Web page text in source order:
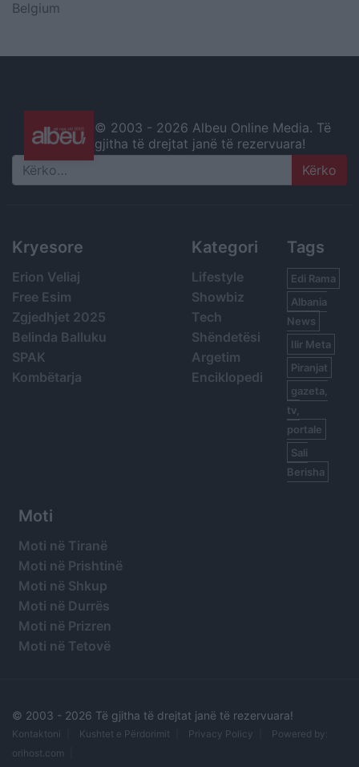
Belgium
© 2003 - 2026 Albeu Online Media. Të
gjitha të drejtat janë të rezervuara!
Search
Kryesore
Erion Veliaj
Free Esim
Zgjedhjet 2025
Belinda Balluku
SPAK
Kombëtarja
Kategori
Lifestyle
Showbiz
Tech
Shëndetësi
Argetim
Enciklopedi
Tags
Edi Rama
Albania
News
Ilir Meta
Piranjat
gazeta,
tv,
portale
Sali
Berisha
Moti
Moti në Tiranë
Moti në Prishtinë
Moti në Shkup
Moti në Durrës
Moti në Prizren
Moti në Tetovë
© 2003 - 2026 Të gjitha të drejtat janë të rezervuara!
Kontaktoni Kushtet e Përdorimit Privacy Policy
Powered by:
orihost.com